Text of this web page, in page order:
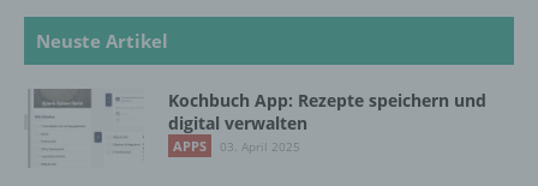
Neuste Artikel
Kochbuch App: Rezepte speichern und
digital verwalten
APPS 03. April 2025
c) Verarbeitung
Verarbeitung ist jeder mit oder ohne Hilfe
automatisierter Verfahren ausgeführte